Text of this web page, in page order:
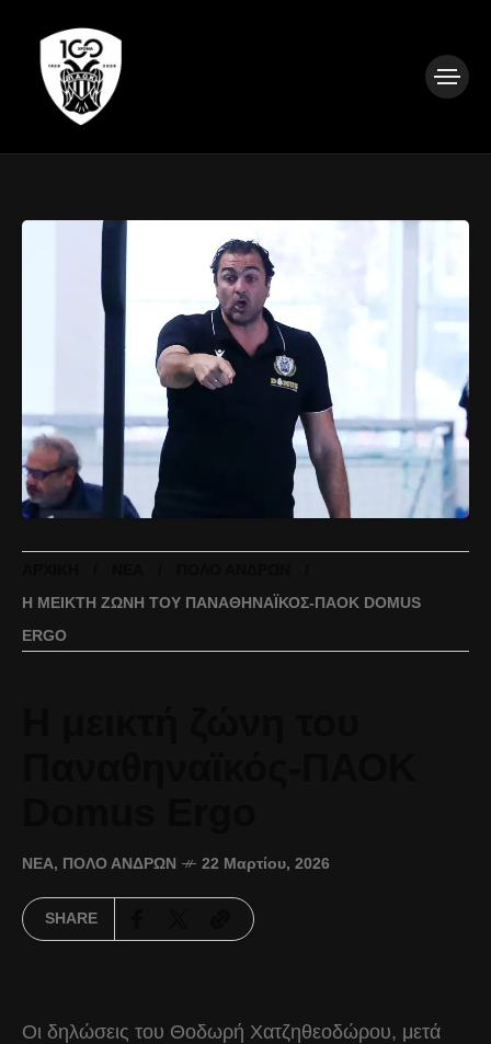
Η ΜΕΙΚΤΉ ΖΏΝΗ ΤΟΥ ΠΑΝΑΘΗΝΑΪΚΌΣ-ΠΑΟΚ DOMUS
ERGO
ΝΈΑ, ΠΌΛΟ ΑΝΔΡΏΝ 22 Μαρτίου, 2026
SHARE
Οι δηλώσεις του Θοδωρή Χατζηθεοδώρου, μετά